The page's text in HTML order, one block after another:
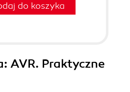
do koszyka
: AVR. Praktyczne